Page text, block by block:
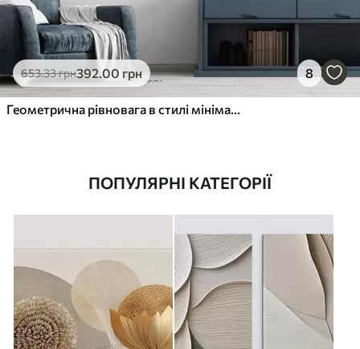
653.33грн392.00 грн 8
Геометрична рівновага в стилі мінімалізму
ПОПУЛЯРНІ КАТЕГОРІЇ